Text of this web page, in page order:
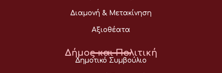
Διαμονή & Μετακίνηση
Αξιοθέατα
Δήμος και Πολιτική
Δημοτικό Συμβούλιο